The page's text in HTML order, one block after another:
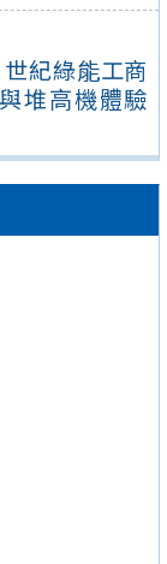
紀綠能工商
堆高機體驗